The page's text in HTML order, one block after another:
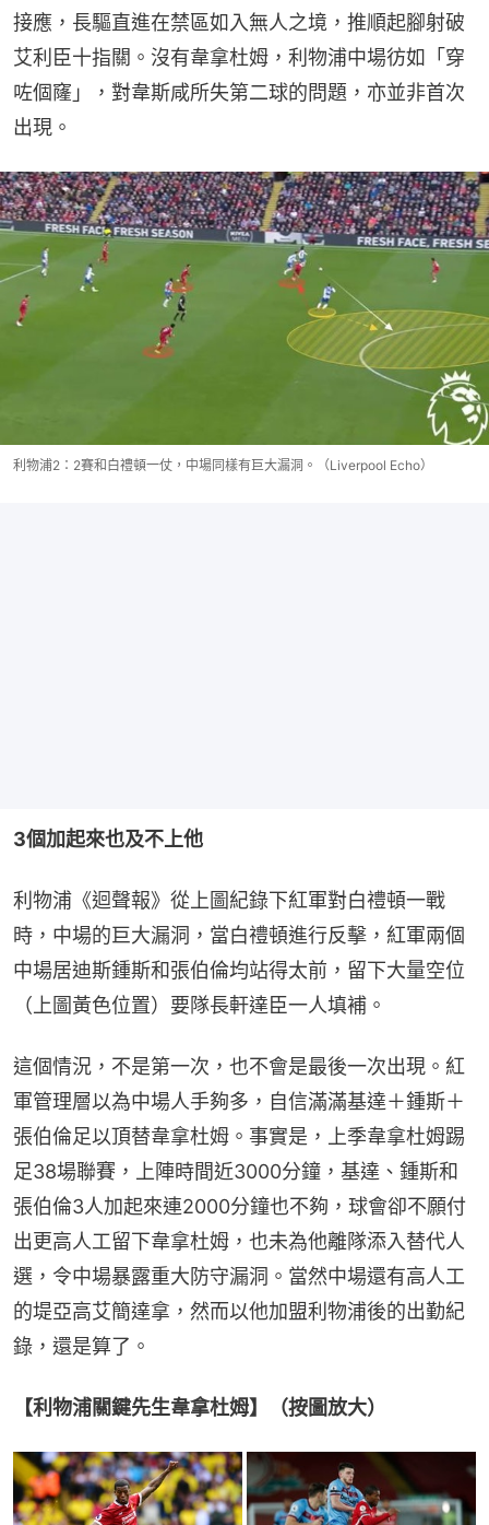
接應，長驅直進在禁區如入無人之境，推順起腳射破
艾利臣十指關。沒有韋拿杜姆，利物浦中場彷如「穿
咗個窿」，對韋斯咸所失第二球的問題，亦並非首次
出現。
利物浦2：2賽和白禮頓一仗，中場同樣有巨大漏洞。（Liverpool Echo）
3個加起來也及不上他
利物浦《迴聲報》從上圖紀錄下紅軍對白禮頓一戰
時，中場的巨大漏洞，當白禮頓進行反擊，紅軍兩個
中場居迪斯鍾斯和張伯倫均站得太前，留下大量空位
（上圖黃色位置）要隊長軒達臣一人填補。
這個情況，不是第一次，也不會是最後一次出現。紅
軍管理層以為中場人手夠多，自信滿滿基達＋鍾斯＋
張伯倫足以頂替韋拿杜姆。事實是，上季韋拿杜姆踢
足38場聯賽，上陣時間近3000分鐘，基達、鍾斯和
張伯倫3人加起來連2000分鐘也不夠，球會卻不願付
出更高人工留下韋拿杜姆，也未為他離隊添入替代人
選，令中場暴露重大防守漏洞。當然中場還有高人工
的堤亞高艾簡達拿，然而以他加盟利物浦後的出勤紀
錄，還是算了。
【利物浦關鍵先生韋拿杜姆】（按圖放大）